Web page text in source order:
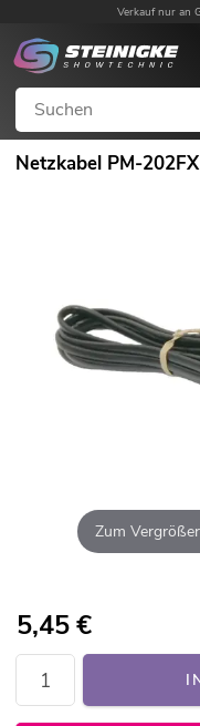
Verkauf nur an
Netzkabel PM-202FX
Zum
5,45€